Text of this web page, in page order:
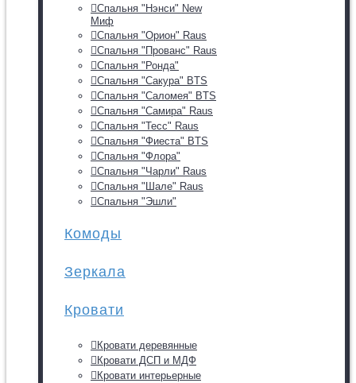
Спальня "Нэнси" New
Миф
Спальня "Орион" Raus
Спальня "Прованс" Raus
Спальня "Ронда"
Спальня "Сакура" BTS
Спальня "Саломея" BTS
Спальня "Самира" Raus
Спальня "Тесс" Raus
Спальня "Фиеста" BTS
Спальня "Флора"
Спальня "Чарли" Raus
Спальня "Шале" Raus
Спальня "Эшли"
Комоды
Зеркала
Кровати
Кровати деревянные
Кровати ДСП и МДФ
Кровати интерьерные